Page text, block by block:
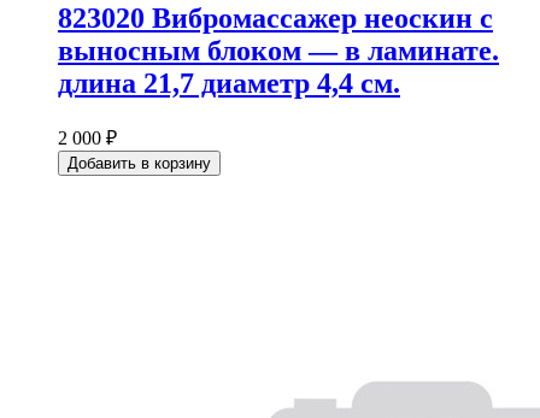
823020 Вибромассажер неоскин с
выносным блоком — в ламинате.
длина 21,7 диаметр 4,4 см.
2 000 ₽
Добавить в корзину